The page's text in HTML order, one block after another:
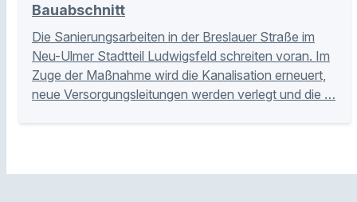
Bauabschnitt
Die Sanierungsarbeiten in der Breslauer Straße im
Neu-Ulmer Stadtteil Ludwigsfeld schreiten voran. Im
Zuge der Maßnahme wird die Kanalisation erneuert,
neue Versorgungsleitungen werden verlegt und die …